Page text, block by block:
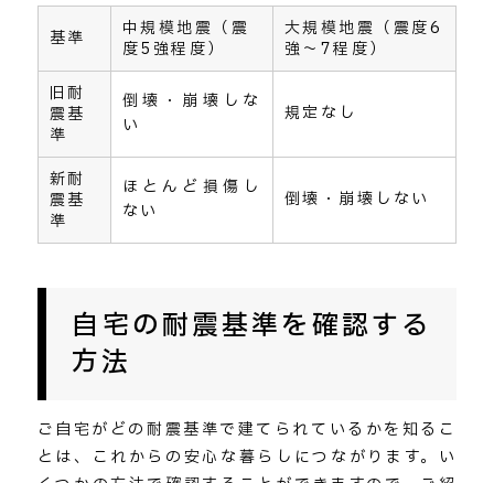
基準
中規模地震（震
度5強程度）
大規模地震（震度6
強～7程度）
旧耐
震基
準
倒壊・崩壊しな
い
規定なし
新耐
震基
準
ほとんど損傷し
ない
倒壊・崩壊しない
自宅の耐震基準を確認する
方法
ご自宅がどの耐震基準で建てられているかを知るこ
とは、これからの安心な暮らしにつながります。い